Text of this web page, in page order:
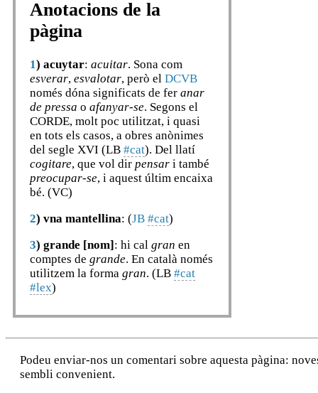
Anotacions de la
pàgina
1) acuytar: acuitar. Sona com
esverar, esvalotar, però el DCVB
només dóna significats de fer anar
de pressa o afanyar-se. Segons el
CORDE, molt poc utilitzat, i quasi
en tots els casos, a obres anònimes
del segle XVI (LB #cat). Del llatí
cogitare, que vol dir pensar i també
preocupar-se, i aquest últim encaixa
bé. (VC)
2) vna mantellina: (JB #cat)
3) grande [nom] : hi cal gran en
comptes de grande. En català només
utilitzem la forma gran. (LB #cat
#lex)
Podeu enviar-nos un comentari sobre aquesta pàgina:
sembli convenient.